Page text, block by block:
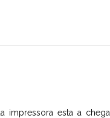
impressora esta a